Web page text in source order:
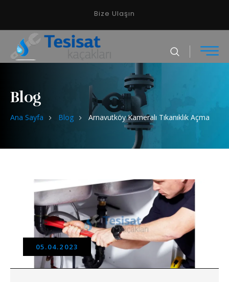
Bize Ulaşın
Blog
Ana Sayfa Blog Arnavutköy Kameralı Tıkanıklık Açma
05.04.2023